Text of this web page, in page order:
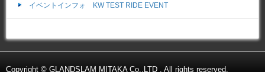
イベントインフォ KW TEST RIDE EVENT
Copyright © GLANDSLAM MITAKA Co.,LTD , All rights reserved.